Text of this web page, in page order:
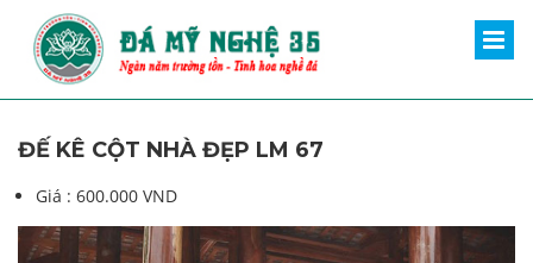
ĐẾ KÊ CỘT NHÀ ĐẸP LM 67
Giá : 600.000 VND